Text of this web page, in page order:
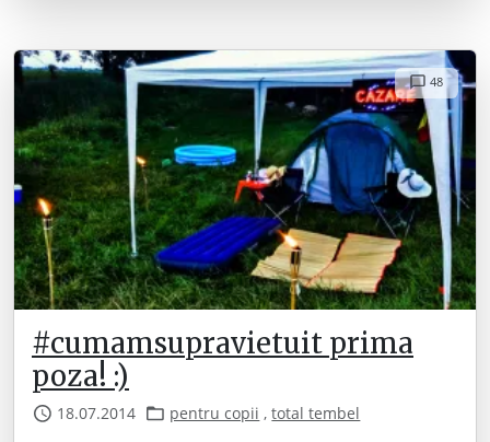
48
#cumamsupravietuit prima
poza! :)
18.07.2014 pentru copii ,total tembel